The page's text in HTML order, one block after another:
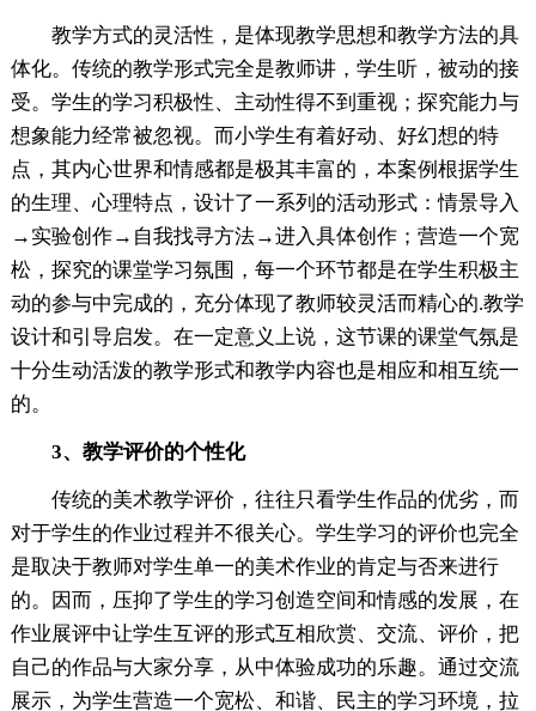
教学方式的灵活性，是体现教学思想和教学方法的具
体化。传统的教学形式完全是教师讲，学生听，被动的接
受。学生的学习积极性、主动性得不到重视；探究能力与
想象能力经常被忽视。而小学生有着好动、好幻想的特
点，其内心世界和情感都是极其丰富的，本案例根据学生
的生理、心理特点，设计了一系列的活动形式：情景导入
→实验创作→自我找寻方法→进入具体创作；营造一个宽
松，探究的课堂学习氛围，每一个环节都是在学生积极主
动的参与中完成的，充分体现了教师较灵活而精心的.教学
设计和引导启发。在一定意义上说，这节课的课堂气氛是
十分生动活泼的教学形式和教学内容也是相应和相互统一
的。
3、教学评价的个性化
传统的美术教学评价，往往只看学生作品的优劣，而
对于学生的作业过程并不很关心。学生学习的评价也完全
是取决于教师对学生单一的美术作业的肯定与否来进行
的。因而，压抑了学生的学习创造空间和情感的发展，在
作业展评中让学生互评的形式互相欣赏、交流、评价，把
自己的作品与大家分享，从中体验成功的乐趣。通过交流
展示，为学生营造一个宽松、和谐、民主的学习环境，拉